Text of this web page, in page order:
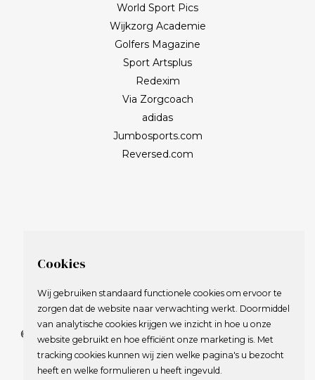
World Sport Pics
Wijkzorg Academie
Golfers Magazine
Sport Artsplus
Redexim
Via Zorgcoach
adidas
Jumbosports.com
Reversed.com
© 2009-2023 Nederlandse Vereniging van Golfspelende
Journalisten.
Alle rechten voorbehouden.
Cookies
Wij gebruiken standaard functionele cookies om ervoor te
zorgen dat de website naar verwachting werkt. Doormiddel
van analytische cookies krijgen we inzicht in hoe u onze
website gebruikt en hoe efficiënt onze marketing is. Met
tracking cookies kunnen wij zien welke pagina's u bezocht
heeft en welke formulieren u heeft ingevuld.